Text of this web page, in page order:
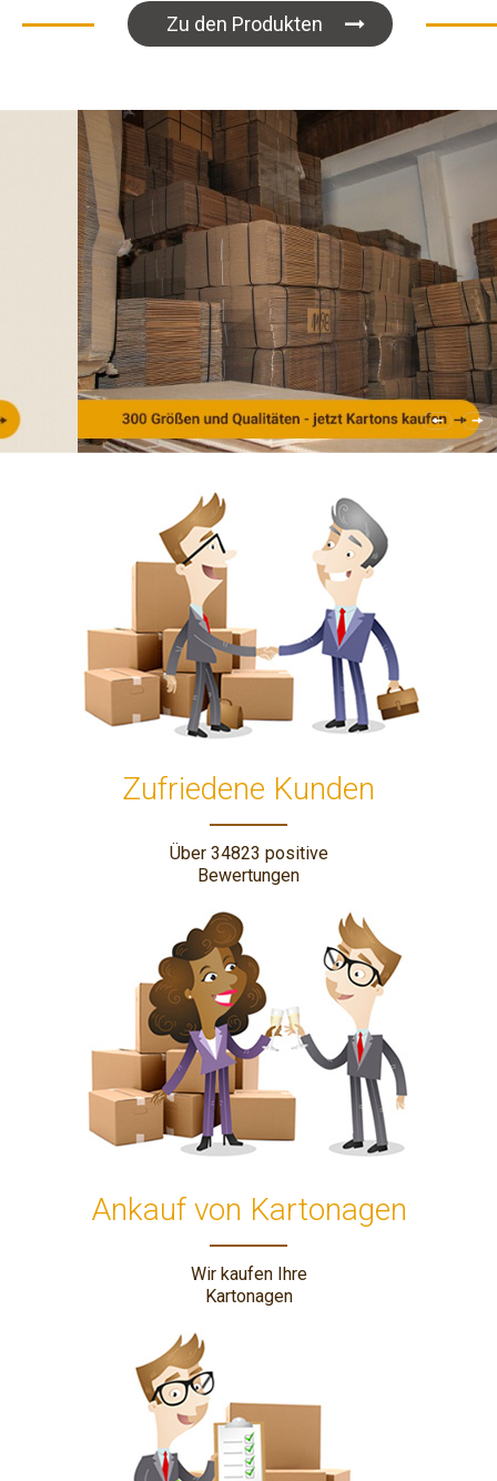
Zu den Produkten
Zufriedene Kunden
Über 34823 positive
Bewertungen
Ankauf von Kartonagen
Wir kaufen Ihre
Kartonagen